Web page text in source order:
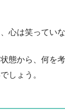
心は笑っていな
態から、何を
しょう。